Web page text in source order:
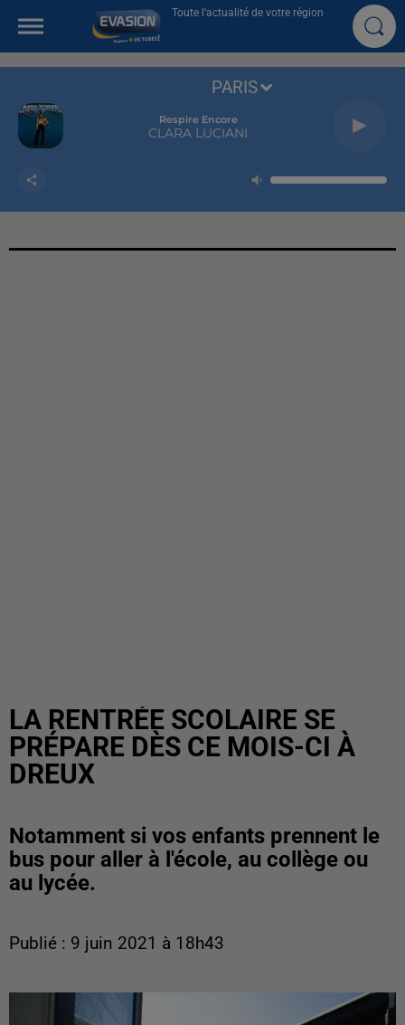
Toute l'actualité de votre région
Respire Encore
CLARA LUCIANI
PARIS
LA RENTRÉE SCOLAIRE SE
PRÉPARE DÈS CE MOIS-CI À
DREUX
Notamment si vos enfants prennent le
bus pour aller à l'école, au collège ou
au lycée.
Publié : 9 juin 2021 à 18h43